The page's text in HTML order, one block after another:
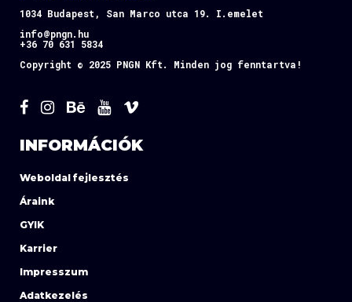
1034 Budapest, San Marco utca 19. I.emelet
info@pngn.hu
+36 70 631 5834
Copyright © 2025 PNGN Kft. Minden jog fenntartva!
INFORMÁCIÓK
Weboldal fejlesztés
Áraink
GYIK
Karrier
Impresszum
Adatkezelés